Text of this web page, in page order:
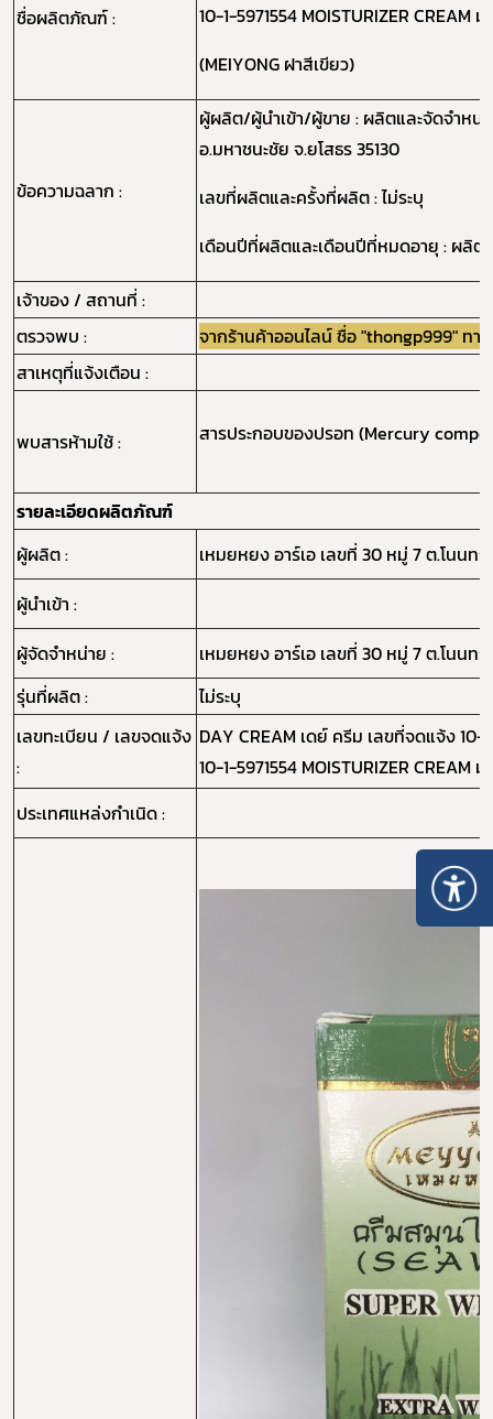
ชื่อผลิตภัณฑ์ :
10-1-5971554 MOISTURIZER CREAM
(MEIYONG ฝาสีเขียว)
ข้อความฉลาก :
ผู้ผลิต/ผู้นำเข้า/ผู้ขาย : ผลิตและจัดจำหน่
อ.มหาชนะชัย จ.ยโสธร 35130
เลขที่ผลิตและครั้งที่ผลิต : ไม่ระบุ
เดือนปีที่ผลิตและเดือนปีที่หมดอายุ : ผลิต
เจ้าของ / สถานที่ :
ตรวจพบ :
จากร้านค้าออนไลน์ ชื่อ "thongp999" ท
สาเหตุที่แจ้งเตือน :
พบสารห้ามใช้ : สารประกอบของปรอท (Mercury
รายละเอียดผลิตภัณฑ์
ผู้ผลิต :
เหมยหยง อาร์เอ เลขที่ 30 หมู่ 7 ต.โนนท
ผู้นำเข้า :
ผู้จัดจำหน่าย :
เหมยหยง อาร์เอ เลขที่ 30 หมู่ 7 ต.โนนท
รุ่นที่ผลิต :
ไม่ระบุ
เลขทะเบียน / เลขจดแจ้ง
:
DAY CREAM เดย์ ครีม เลขที่จดแจ้ง 10-
10-1-5971554 MOISTURIZER CREAM
ประเทศแหล่งกำเนิด :